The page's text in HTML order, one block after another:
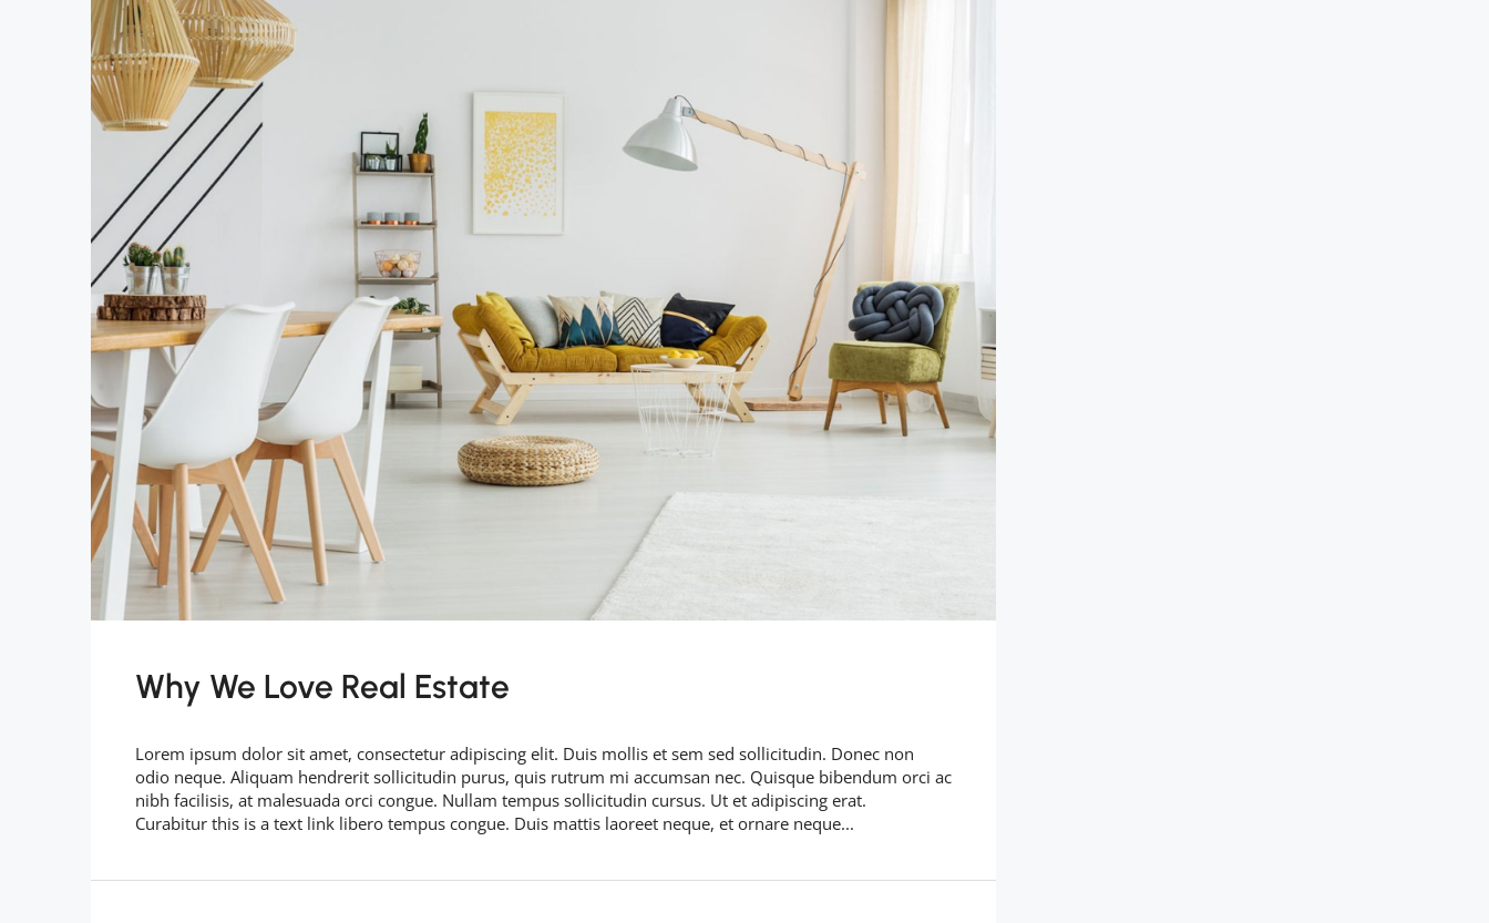
Why We Love Real Estate
Lorem ipsum dolor sit amet, consectetur adipiscing elit. Duis mollis et sem sed sollicitudin. Donec non
odio neque. Aliquam hendrerit sollicitudin purus, quis rutrum mi accumsan nec. Quisque bibendum orci ac
nibh facilisis, at malesuada orci congue. Nullam tempus sollicitudin cursus. Ut et adipiscing erat.
Curabitur this is a text link libero tempus congue. Duis mattis laoreet neque, et ornare neque...